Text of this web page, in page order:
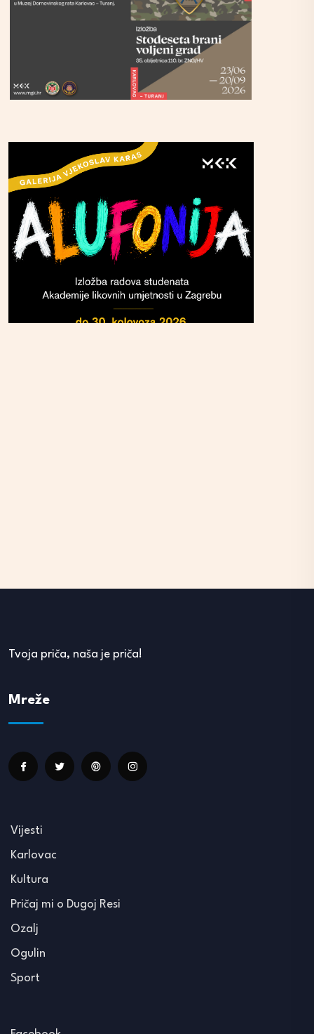
Tvoja priča, naša je priča!
Mreže
Vijesti
Karlovac
Kultura
Pričaj mi o Dugoj Resi
Ozalj
Ogulin
Sport